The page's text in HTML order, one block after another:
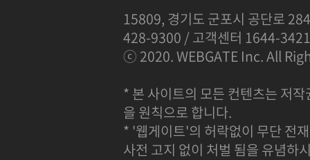
15809, 경기도 군포시 공단로
428-9300 / 고객센터 1644-
ⓒ 2020. WEBGATE Inc. All
* 본 사이트의 모든 컨텐츠는 저
을 원칙으로 합니다.
* '웹게이트'의 허락없이 무단 전
사전 고지 없이 처벌 됨을 유념하